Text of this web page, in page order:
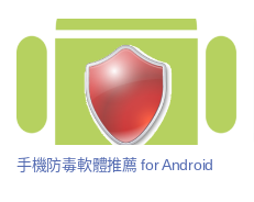
手機防毒軟體推薦 for Android